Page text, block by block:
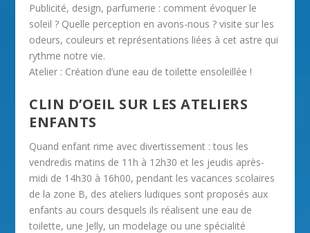
Publicité, design, parfumerie : comment évoquer le
soleil ? Quelle perception en avons-nous ? visite sur les
odeurs, couleurs et représentations liées à cet astre qui
rythme notre vie.
Atelier : Création d’une eau de toilette ensoleillée !
CLIN D’OEIL SUR LES ATELIERS
ENFANTS
Quand enfant rime avec divertissement : tous les
vendredis matins de 11h à 12h30 et les jeudis après-
midi de 14h30 à 16h00, pendant les vacances scolaires
de la zone B, des ateliers ludiques sont proposés aux
enfants au cours desquels ils réalisent une eau de
toilette, une Jelly, un modelage ou une spécialité